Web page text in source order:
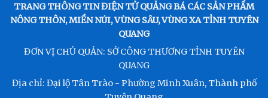
TRANG THÔNG TIN ĐIỆN TỬ QUẢNG BÁ CÁC SẢN PHẨM
NÔNG THÔN, MIỀN NÚI, VÙNG SÂU, VÙNG XA TỈNH TUYÊN
QUANG
ĐƠN VỊ CHỦ QUẢN: SỞ CÔNG THƯƠNG TỈNH TUYÊN
QUANG
Địa chỉ: Đại lộ Tân Trào - Phường Minh Xuân, Thành phố